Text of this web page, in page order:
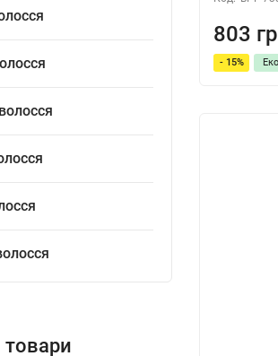
товари
803
- 15%